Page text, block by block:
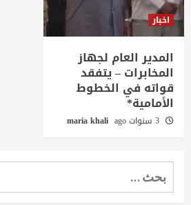
اخبار
المدير العام لجهاز
المخابرات – يتفقد
قواته في الخطوط
الأمامية*
3 سنوات ago maria khali
البحث
عن: